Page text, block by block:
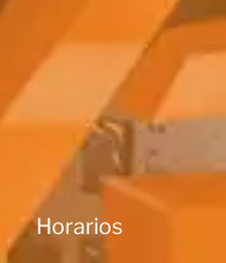
Horarios